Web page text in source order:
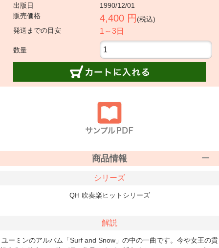
出版日
1990/12/01
販売価格
4,400 円 (税込)
発送までの目安
1～3日
数量
商品情報
シリーズ
QH 吹奏楽ヒットシリーズ
解説
ユーミンのアルバム「Surf and Snow」の中の一曲です。今や女王の貫